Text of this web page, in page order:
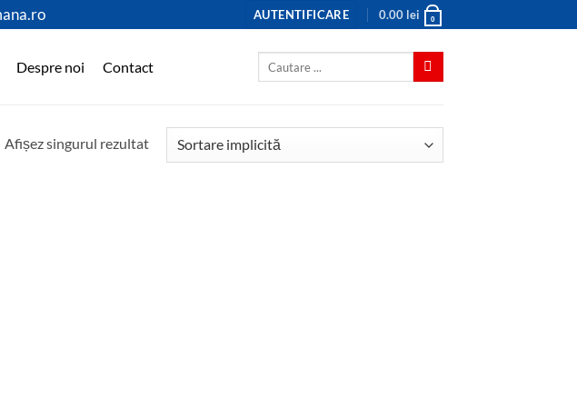
AUTENTIFICARE 0.00 lei 0
Despre noi Contact
Afișez singurul rezultat